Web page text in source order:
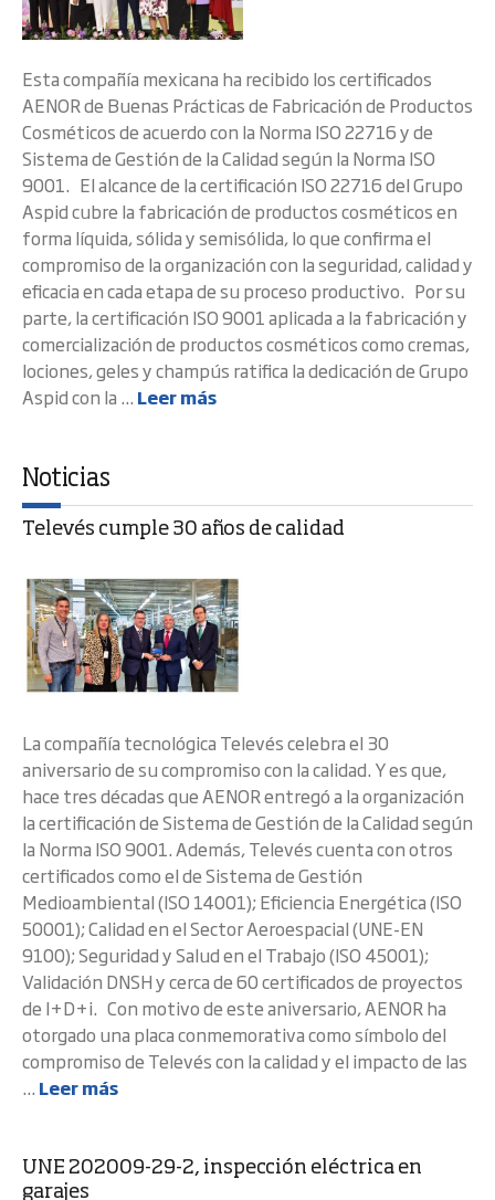
Esta compañía mexicana ha recibido los certificados
AENOR de Buenas Prácticas de Fabricación de Productos
Cosméticos de acuerdo con la Norma ISO 22716 y de
Sistema de Gestión de la Calidad según la Norma ISO
9001. El alcance de la certificación ISO 22716 del Grupo
Aspid cubre la fabricación de productos cosméticos en
forma líquida, sólida y semisólida, lo que confirma el
compromiso de la organización con la seguridad, calidad y
eficacia en cada etapa de su proceso productivo. Por su
parte, la certificación ISO 9001 aplicada a la fabricación y
comercialización de productos cosméticos como cremas,
lociones, geles y champús ratifica la dedicación de Grupo
Aspid con la ... Leer más
Noticias
Televés cumple 30 años de calidad
La compañía tecnológica Televés celebra el 30
aniversario de su compromiso con la calidad. Y es que,
hace tres décadas que AENOR entregó a la organización
la certificación de Sistema de Gestión de la Calidad según
la Norma ISO 9001. Además, Televés cuenta con otros
certificados como el de Sistema de Gestión
Medioambiental (ISO 14001); Eficiencia Energética (ISO
50001); Calidad en el Sector Aeroespacial (UNE-EN
9100); Seguridad y Salud en el Trabajo (ISO 45001);
Validación DNSH y cerca de 60 certificados de proyectos
de I+D+i. Con motivo de este aniversario, AENOR ha
otorgado una placa conmemorativa como símbolo del
compromiso de Televés con la calidad y el impacto de las
... Leer más
UNE 202009-29-2, inspección eléctrica en
garajes